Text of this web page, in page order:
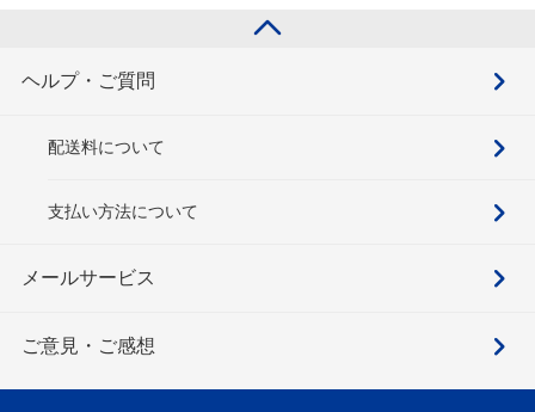
ヘルプ・ご質問
配送料について
支払い方法について
メールサービス
ご意見・ご感想